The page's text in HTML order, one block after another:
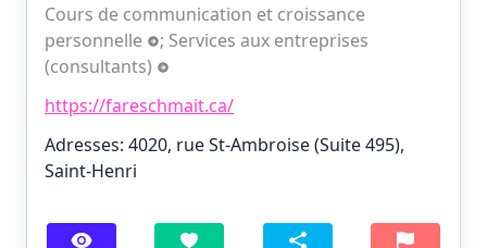
Cours de communication et croissance
personnelle
; Services aux entreprises
(consultants)
https://fareschmait.ca/
Adresses: 4020, rue St-Ambroise (Suite 495),
Saint-Henri